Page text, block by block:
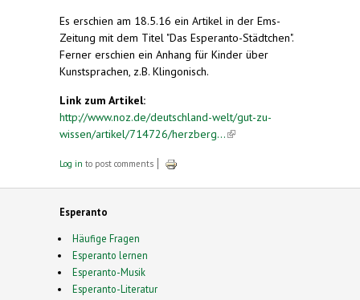
Es erschien am 18.5.16 ein Artikel in der Ems-
Zeitung mit dem Titel "Das Esperanto-Städtchen".
Ferner erschien ein Anhang für Kinder über
Kunstsprachen, z.B. Klingonisch.
Link zum Artikel:
http://www.noz.de/deutschland-welt/gut-zu-
wissen/artikel/714726/herzberg...(link is
Log in to post comments
Esperanto
Häufige Fragen
Esperanto lernen
Esperanto-Musik
Esperanto-Literatur